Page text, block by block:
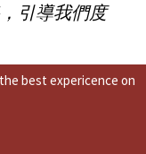
引導我們度
best expericence on